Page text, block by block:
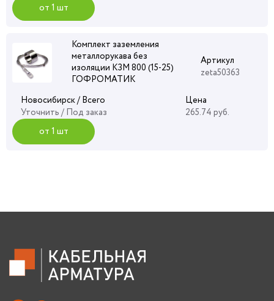
от 1 шт
Комплект заземления
металлорукава без
изоляции КЗМ 800 (15-25)
ГОФРОМАТИК
Артикул
zeta50363
Новосибирск / Всего
Уточнить / Под заказ
Цена
265.74 руб.
от 1 шт